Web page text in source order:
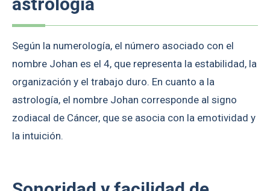
Según la numerología, el número asociado con el
nombre Johan es el 4, que representa la estabilidad, la
organización y el trabajo duro. En cuanto a la
astrología, el nombre Johan corresponde al signo
zodiacal de Cáncer, que se asocia con la emotividad y
la intuición.